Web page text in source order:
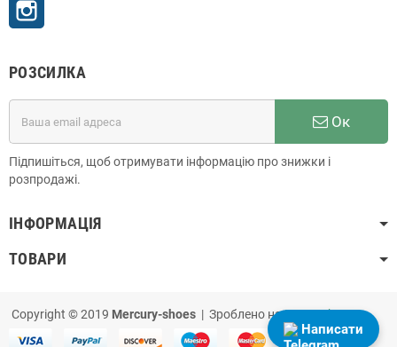
РОЗСИЛКА
Ок
Підпишіться, щоб отримувати інформацію про знижки і
розпродажі.
ІНФОРМАЦІЯ
ТОВАРИ
Copyright © 2019 Mercury-shoes | Зроблено наPrestaShop
Написати